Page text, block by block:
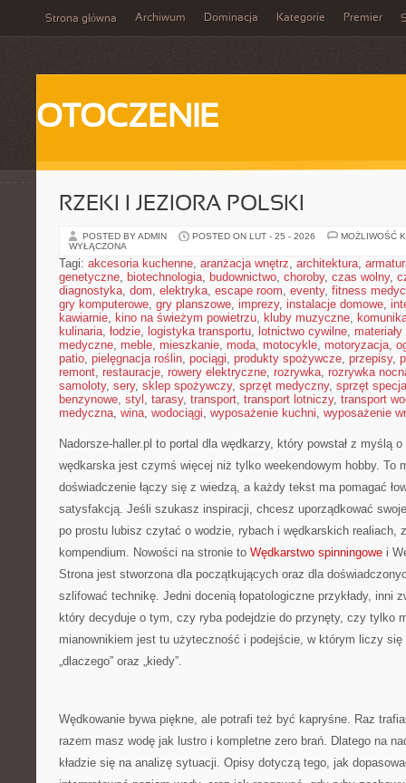
Strona główna Archiwum Dominacja Kategorie Premier
OTOCZENIE
RZEKI I JEZIORA POLSKI
POSTED BY ADMIN POSTED ON LUT - 25 - 2026
MOŻLIWOŚĆ
WYŁĄCZONA
Tagi: akcesoria kuchenne, aranżacja wnętrz, architektura,
genetyczne, biotechnologia, budownictwo, choroby, czas wolny,
diagnostyka, dom, elektryka, escape room, eventy, fitness
gry komputerowe, gry planszowe, imprezy, instalacje domowe,
kawiarnie, kino na świeżym powietrzu, kluby muzyczne,
kulinaria, łodzie, logistyka transportu, lotnictwo cywilne,
medyczne, meble, mieszkanie, moda, motocykle, motoryzacja,
patio, pielęgnacja roślin, pociągi, produkty spożywcze, przepisy,
remont, restauracje, rowery elektryczne, rozrywka, rozrywka
samoloty, sery, sklep spożywczy, sprzęt medyczny, sprzęt
benzynowe, styl , tarasy, transport, transport lotniczy, transport
medyczna, wina, wodociągi, wyposażenie kuchni, wyposażenie
Nadorsze-haller.pl to portal dla wędkarzy, który powstał z myślą
wędkarska jest czymś więcej niż tylko weekendowym hobby. To
doświadczenie łączy się z wiedzą, a każdy tekst ma pomagać
satysfakcją. Jeśli szukasz inspiracji, chcesz uporządkować
po prostu lubisz czytać o wodzie, rybach i wędkarskich realiach,
kompendium. Nowości na stronie to Wędkarstwo spinningowe i
Strona jest stworzona dla początkujących oraz dla
szlifować technikę. Jedni docenią łopatologiczne przykłady, inni
który decyduje o tym, czy ryba podejdzie do przynęty, czy tylko
mianownikiem jest tu użyteczność i podejście, w którym liczy się
„dlaczego” oraz „kiedy”.
Wędkowanie bywa piękne, ale potrafi też być kapryśne. Raz
razem masz wodę jak lustro i kompletne zero brań. Dlatego na
kładzie się na analizę sytuacji. Opisy dotyczą tego, jak